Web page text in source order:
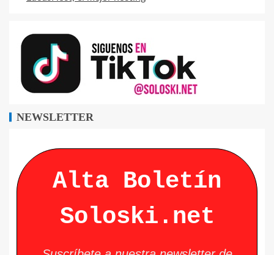
NEWSLETTER
Alta Boletín
Soloski.net